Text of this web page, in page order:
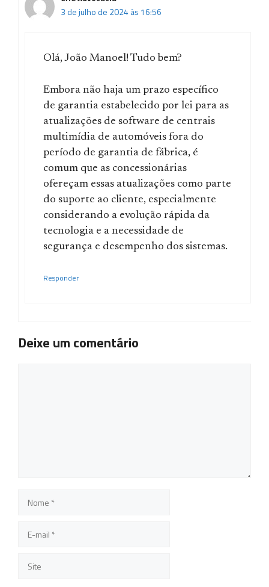
3 de julho de 2024 às 16:56
Olá, João Manoel! Tudo bem?
Embora não haja um prazo específico
de garantia estabelecido por lei para as
atualizações de software de centrais
multimídia de automóveis fora do
período de garantia de fábrica, é
comum que as concessionárias
ofereçam essas atualizações como parte
do suporte ao cliente, especialmente
considerando a evolução rápida da
tecnologia e a necessidade de
segurança e desempenho dos sistemas.
Responder
Deixe um comentário
mail